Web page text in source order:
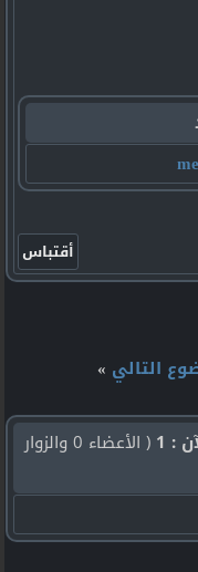
التالي »
: 1
( الأعضاء 0 والزوار